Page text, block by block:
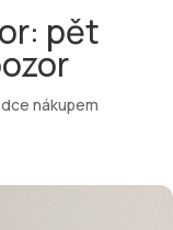
pět
nákupem